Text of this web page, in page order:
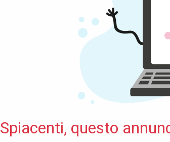
Spiacenti, questo